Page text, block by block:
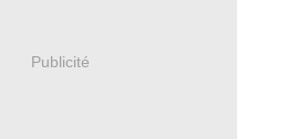
Publicité